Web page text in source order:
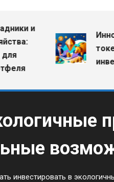
и
инвестировать в